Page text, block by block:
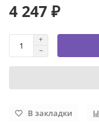
4 247 ₽
В закладки